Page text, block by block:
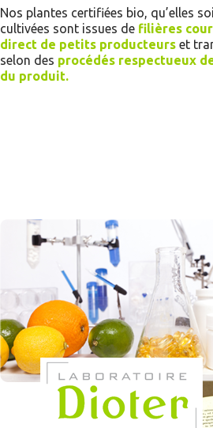
Nos plantes certifiées bio, qu’elles
cultivées sont issues de filières
direct de petits producteurs et
selon des procédés respectueux
du produit.